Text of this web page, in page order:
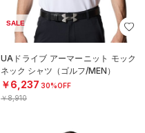
SALE
UAドライブ アーマーニット モック
ネック シャツ（ゴルフ/MEN）
￥6,237 30%OFF
￥8,910